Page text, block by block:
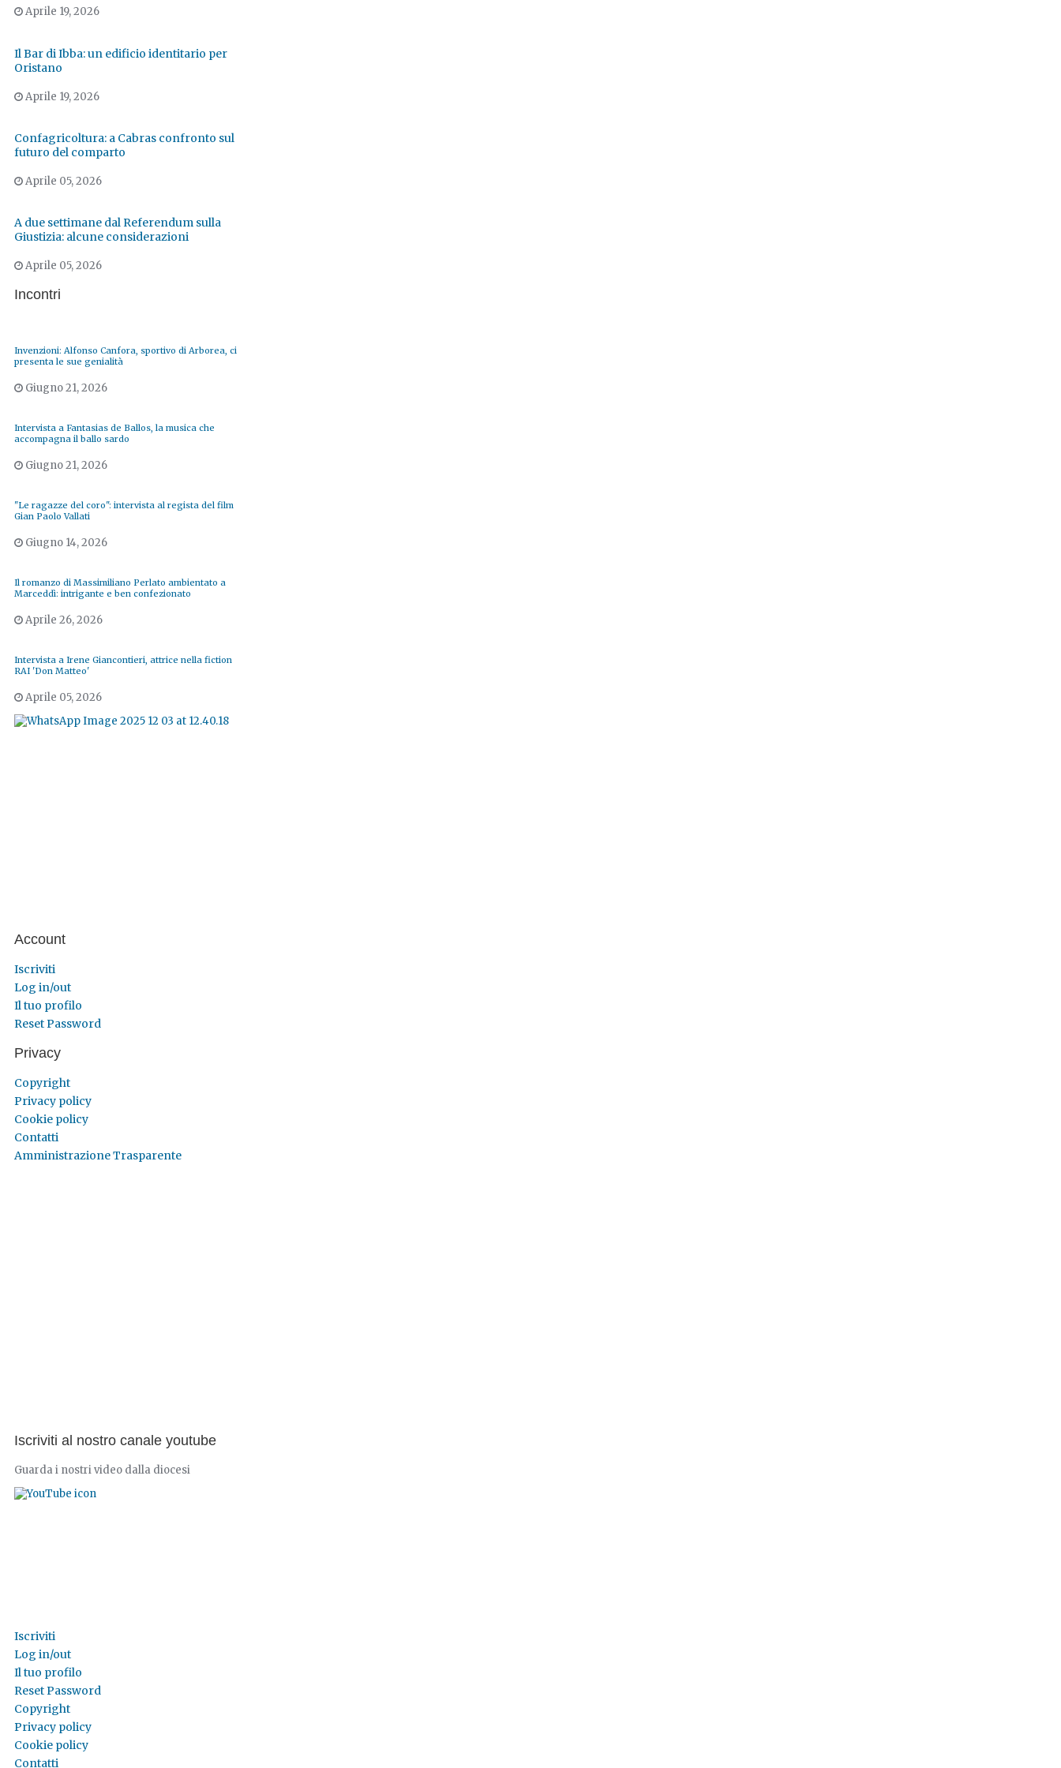
Aprile 19, 2026
Il Bar di Ibba: un edificio identitario per
Oristano
Aprile 19, 2026
Confagricoltura: a Cabras confronto sul
futuro del comparto
Aprile 05, 2026
A due settimane dal Referendum sulla
Giustizia: alcune considerazioni
Aprile 05, 2026
Incontri
Invenzioni: Alfonso Canfora, sportivo di Arborea, ci
presenta le sue genialità
Giugno 21, 2026
Intervista a Fantasias de Ballos, la musica che
accompagna il ballo sardo
Giugno 21, 2026
"Le ragazze del coro": intervista al regista del film
Gian Paolo Vallati
Giugno 14, 2026
Il romanzo di Massimiliano Perlato ambientato a
Marceddì: intrigante e ben confezionato
Aprile 26, 2026
Intervista a Irene Giancontieri, attrice nella fiction
RAI 'Don Matteo'
Aprile 05, 2026
Account
Iscriviti
Log in/out
Il tuo profilo
Reset Password
Privacy
Copyright
Privacy policy
Cookie policy
Contatti
Amministrazione Trasparente
Iscriviti al nostro canale youtube
Guarda i nostri video dalla diocesi
Iscriviti
Log in/out
Il tuo profilo
Reset Password
Copyright
Privacy policy
Cookie policy
Contatti